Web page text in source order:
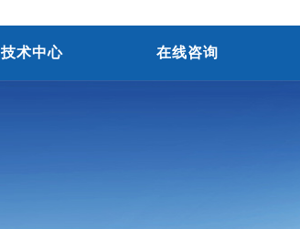
技术中心 在线咨询